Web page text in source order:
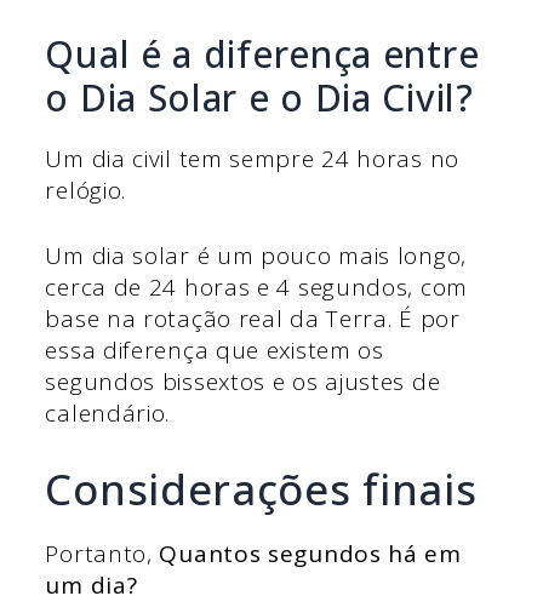
Qual é a diferença entre
o Dia Solar e o Dia Civil?
Um dia civil tem sempre 24 horas no
relógio.
Um dia solar é um pouco mais longo,
cerca de 24 horas e 4 segundos, com
base na rotação real da Terra. É por
essa diferença que existem os
segundos bissextos e os ajustes de
calendário.
Considerações finais
Portanto, Quantos segundos há em
um dia?